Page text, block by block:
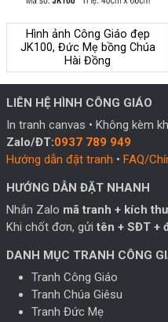
Hình ảnh Công Giáo đẹp
JK100, Đức Mẹ bồng Chúa
Hài Đồng
LIÊN HỆ HÌNH CÔNG GIÁO
In tranh canvas • Không kèm
Zalo/ĐT:0937 789 949
Hướng dẫn đặt tranh • FAQ/
HƯỚNG DẪN ĐẶT NHANH
Nhắn Zalo mã tranh + kích
Khi chốt đơn, gửi tên + SĐT +
DANH MỤC TRANH CÔNG
Tranh Công Giáo
Tranh Chúa Giêsu
Tranh Đức Mẹ